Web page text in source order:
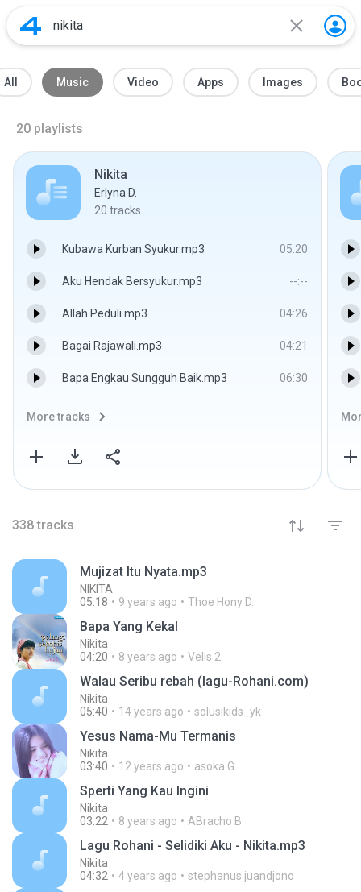
All Music Video Apps Images
20 playlists
Nikita
Erlyna D.
20 tracks
Kubawa Kurban Syukur.mp3 05:20
Aku Hendak Bersyukur.mp3 --:--
Allah Peduli.mp3 04:26
Bagai Rajawali.mp3 04:21
Bapa Engkau Sungguh Baik.mp3 06:30
More tracks
338 tracks
Mujizat Itu Nyata.mp3
NIKITA
05:18
9 years ago Thoe Hony D.
Bapa Yang Kekal
Nikita
04:20
8 years ago Velis 2.
Walau Seribu rebah (lagu-Rohani.com)
Nikita
05:40
14 years ago solusikids_yk
Yesus Nama-Mu Termanis
Nikita
03:40
12 years ago asoka G.
Sperti Yang Kau Ingini
Nikita
03:22
8 years ago ABracho B.
Lagu Rohani - Selidiki Aku - Nikita.mp3
Nikita
04:32
4 years ago stephanus juandjono